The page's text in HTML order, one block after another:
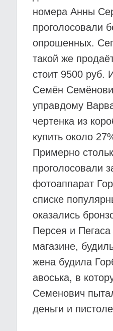
номера Анны
проголосовали
опрошенных.
такой же
стоит 9500 руб.
Семён
управдому
чертенка из
купить около
Примерно
проголосовали
фотоаппарат
списке
оказались
Персея и
магазине,
жена будила
авоська, в
Семенович
деньги и